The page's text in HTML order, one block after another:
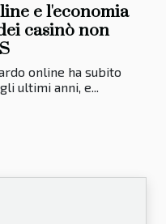
e l'economia
casinò non
online ha subito
ultimi anni, e...